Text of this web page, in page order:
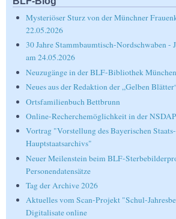
Mysteriöser Sturz von der Münchner
22.05.2026
30 Jahre Stammbaumtisch-Nordschwaben -
am 24.05.2026
Neuzugänge in der BLF-Bibliothek München
Neues aus der Redaktion der „Gelben
Ortsfamilienbuch Bettbrunn
Online-Recherchemöglichkeit in der
Vortrag "Vorstellung des Bayerischen
Hauptstaatsarchivs"
Neuer Meilenstein beim BLF-
Personendatensätze
Tag der Archive 2026
Aktuelles vom Scan-Projekt "Schul-
Digitalisate online